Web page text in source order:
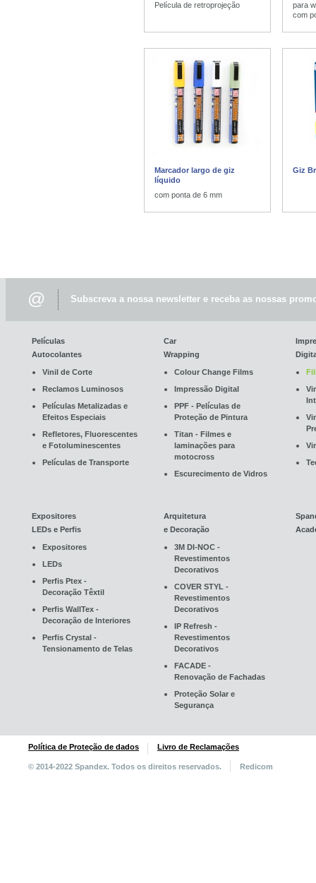
Película de retroprojeção
para
com
Marcador largo de giz
líquido
com ponta de 6 mm
Giz
@ Subscreva a nossa newsletter e receba as nossas
Películas
Autocolantes
Vinil de Corte
Reclamos Luminosos
Películas Metalizadas e
Efeitos Especiais
Refletores, Fluorescentes
e Fotoluminescentes
Películas de Transporte
Car
Wrapping
Colour Change Films
Impressão Digital
PPF - Películas de
Proteção de Pintura
Titan - Filmes e
laminações para
motocross
Escurecimento de Vidros
Expositores
LEDs e Perfis
Expositores
LEDs
Perfis Ptex -
Decoração Têxtil
Perfis WallTex -
Decoração de Interiores
Perfis Crystal -
Tensionamento de Telas
Arquitetura
e Decoração
3M DI-NOC -
Revestimentos
Decorativos
COVER STYL -
Revestimentos
Decorativos
IP Refresh -
Revestimentos
Decorativos
FACADE -
Renovação de Fachadas
Proteção Solar e
Segurança
Política de Proteção de dados Livro de Reclamações
© 2014-2022 Spandex. Todos os direitos reservados. Redicom